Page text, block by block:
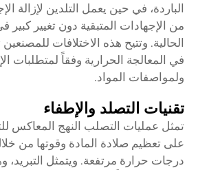
الباردة، في حين يعمل التلدين لإزالة
من الإجهادات المتبقية دون تغيير كبير
الحالية. وتتيح هذه الاختلافات
في المعالجة الحرارية وفقاً لمتطلبات
ولمواصفات المواد.
تقنيات التصلد والإطفاء
تمثل عمليات التصلب النهج المعاكس
على تعظيم صلادة المادة وقوتها من
درجات حرارة مرتفعة. ويتمثل التبريد،